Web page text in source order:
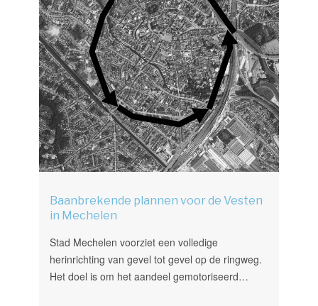
Baanbrekende plannen voor de Vesten
in Mechelen
Stad Mechelen voorziet een volledige
herinrichting van gevel tot gevel op de ringweg.
Het doel is om het aandeel gemotoriseerd…